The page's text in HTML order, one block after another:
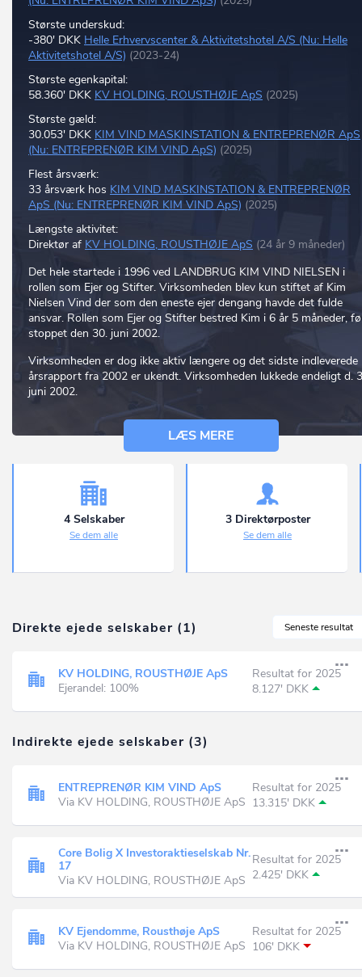
Største underskud:
-380' DKK Helle Erhvervscenter & Aktivitetshotel A/S (Nu: Helle
Aktivitetshotel A/S) (2023-24)
Største egenkapital:
58.360' DKK KV HOLDING, ROUSTHØJE ApS (2025)
Største gæld:
30.053' DKK KIM VIND MASKINSTATION & ENTREPRENØR ApS
(Nu: ENTREPRENØR KIM VIND ApS) (2025)
Flest årsværk:
33 årsværk hos KIM VIND MASKINSTATION & ENTREPRENØR
ApS (Nu: ENTREPRENØR KIM VIND ApS) (2025)
Længste aktivitet:
Direktør af KV HOLDING, ROUSTHØJE ApS (24 år 9 måneder)
Det hele startede i 1996 ved LANDBRUG KIM VIND NIELSEN i
rollen som Ejer og Stifter. Virksomheden blev kun stiftet af Kim
Nielsen Vind der som den eneste ejer dengang havde det fulde
ansvar. Rollen som Ejer og Stifter bestred Kim i 6 år 5 måneder,
stoppet den 30. juni 2002.
Virksomheden er dog ikke aktiv længere og det sidste indleverede
årsrapport fra 2002 er ukendt. Virksomheden lukkede endeligt d.
juni 2002.
LÆS MERE
4 Selskaber
Se dem alle
3 Direktørposter
Se dem alle
Seneste resultat
Direkte ejede selskaber (1)
KV HOLDING, ROUSTHØJE ApS
Ejerandel: 100%
Resultat for 2025
8.127' DKK
Indirekte ejede selskaber (3)
ENTREPRENØR KIM VIND ApS
Via KV HOLDING, ROUSTHØJE ApS
Resultat for 2025
13.315' DKK
Core Bolig X Investoraktieselskab Nr.
17
Via KV HOLDING, ROUSTHØJE ApS
Resultat for 2025
2.425' DKK
KV Ejendomme, Rousthøje ApS
Via KV HOLDING, ROUSTHØJE ApS
Resultat for 2025
106' DKK